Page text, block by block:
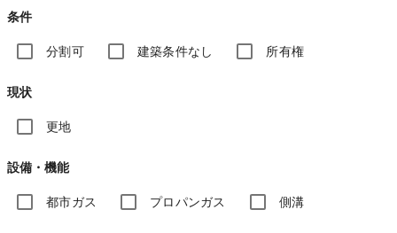
条件
分割可 建築条件なし 所有権
現状
更地
設備・機能
都市ガス プロパンガス 側溝